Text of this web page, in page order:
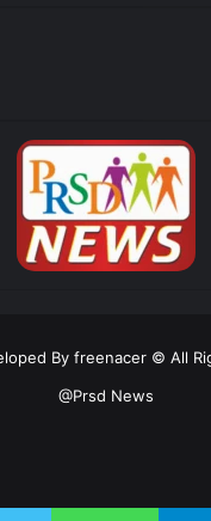
By freenacer © All
@Prsd News